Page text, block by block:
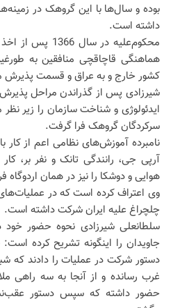
بوده و سال‌ها با این گروهک در
داشته است.
محکوم‌علیه در
هماهنگی قاچاقچی منافقین به
کشور خارج و به عراق و قسمت پذیرش
شیرزادی پس از گذراندن مراحل
ایدئولوژی و شناخت سازمان را زیر
سرکردگان گروهک فرا گرفت.
نامبرده آموزش‌های نظامی اعم از کار
آرپی جی، رانندگی تانک و نفر بر،
هوایی و دوشکا را نیز در همان اردوگاه
وی اعتراف کرده است که در
چلچراغ علیه ایران شرکت داشته است.
سلطانعلی شیرزادی نحوه حضور خود
جاویدان را اینگونه تشریح کرده
دستور شرکت در عملیات را دادند که
غرب رسانده و از آنجا به سه راهی
حضور داشته که سپس دستور